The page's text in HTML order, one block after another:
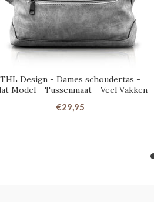
THL Design - Dames schoudertas -
Model - Tussenmaat - Veel Vakken
€29,95